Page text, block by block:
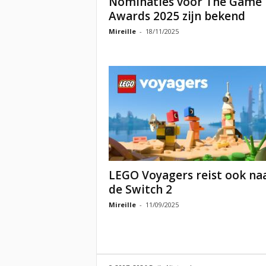
Awards 2025 zijn bekend
Mireille - 18/11/2025
LEGO Voyagers reist ook
de Switch 2
Mireille - 11/09/2025